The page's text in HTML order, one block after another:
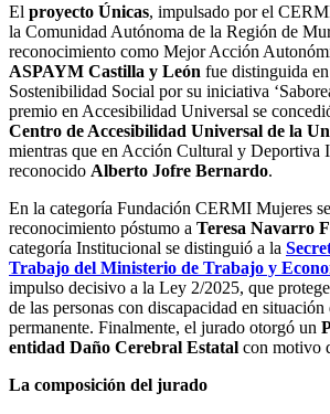
El proyecto Únicas, impulsado por el
la Comunidad Autónoma de la Región de
reconocimiento como Mejor Acción
ASPAYM Castilla y León fue distinguida
Sostenibilidad Social por su iniciativa
premio en Accesibilidad Universal se
Centro de Accesibilidad Universal de la
mientras que en Acción Cultural y Deportiva
reconocido Alberto Jofre Bernardo.
En la categoría Fundación CERMI Mujeres
reconocimiento póstumo a Teresa Navarro
categoría Institucional se distinguió a la
Trabajo del Ministerio de Trabajo y
impulso decisivo a la Ley 2/2025, que
de las personas con discapacidad en situación
permanente. Finalmente, el jurado otorgó un
entidad Daño Cerebral Estatal con motivo
La composición del jurado